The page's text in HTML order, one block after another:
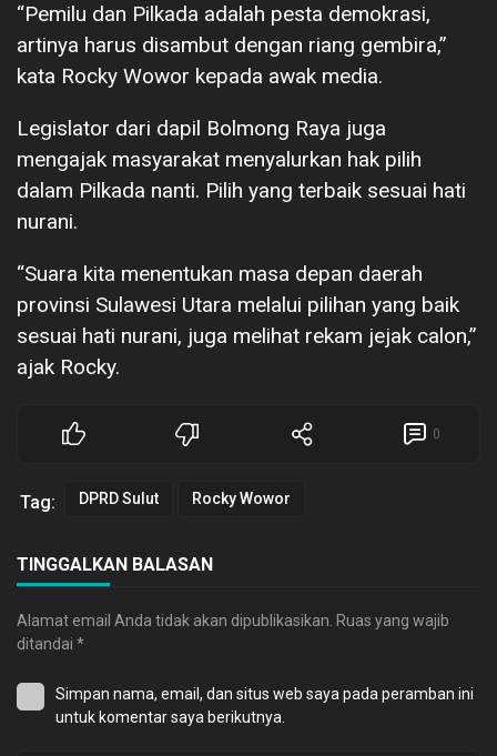
“Pemilu dan Pilkada adalah pesta demokrasi,
artinya harus disambut dengan riang gembira,”
kata Rocky Wowor kepada awak media.
Legislator dari dapil Bolmong Raya juga
mengajak masyarakat menyalurkan hak pilih
dalam Pilkada nanti. Pilih yang terbaik sesuai hati
nurani.
“Suara kita menentukan masa depan daerah
provinsi Sulawesi Utara melalui pilihan yang baik
sesuai hati nurani, juga melihat rekam jejak calon,”
ajak Rocky.
0
Tag: DPRD Sulut Rocky Wowor
TINGGALKAN BALASAN
Alamat email Anda tidak akan dipublikasikan. Ruas yang wajib
ditandai *
Simpan nama, email, dan situs web saya pada peramban ini
untuk komentar saya berikutnya.